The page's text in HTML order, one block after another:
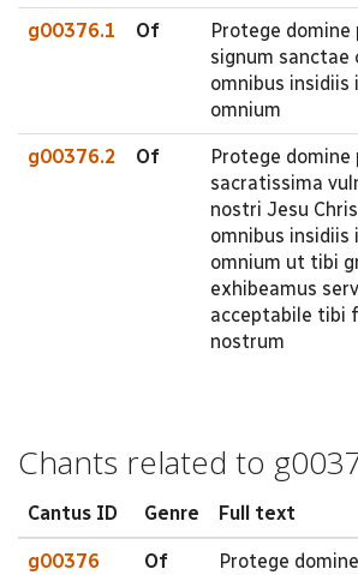
g00376.1 Of
Protege
signum sanctae
omnibus insidiis
omnium
g00376.2 Of
Protege
sacratissima
nostri Jesu
omnibus insidiis
omnium ut tibi
exhibeamus
acceptabile tibi
nostrum
Chants related to
Cantus ID Genre Full text
g00376 Of
Protege